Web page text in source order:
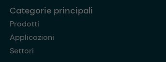
Categorie principali
Prodotti
Applicazioni
Settori